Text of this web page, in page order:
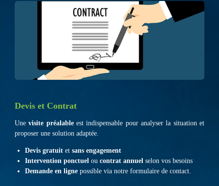
Devis et Contrat
Unevisite préalableest indispensable pour analyser la situation et
proposer une solution adaptée.
Devis gratuit et sans engagement
Intervention ponctuel ou contrat annuel selon vos besoins
Demande en ligne possible via notre formulaire de contact.